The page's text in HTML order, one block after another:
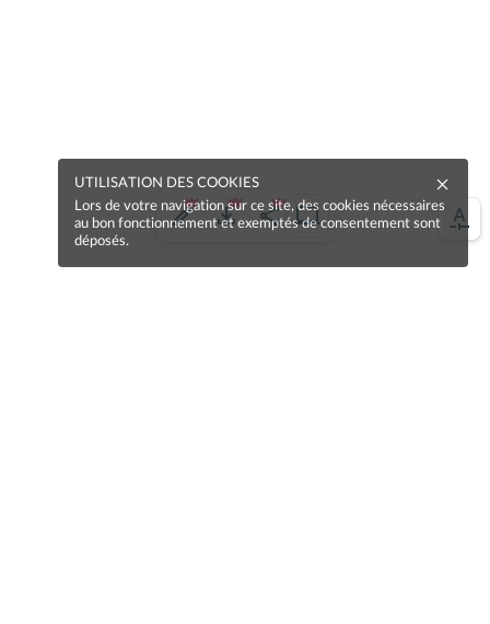
UTILISATION DES COOKIES
Lors de votre navigation sur ce site, des cookies nécessaires
au bon fonctionnement et exemptés de consentement sont
déposés.